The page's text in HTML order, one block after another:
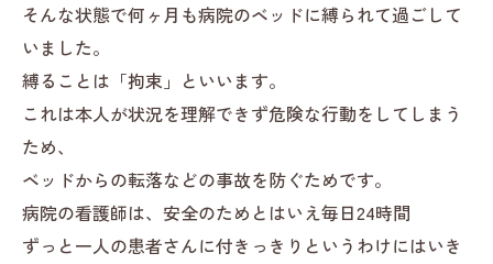
そんな状態で何ヶ月も病院のベッドに縛られて過ごして
いました。
縛ることは「拘束」といいます。
これは本人が状況を理解できず危険な行動をしてしまう
ため、
ベッドからの転落などの事故を防ぐためです。
病院の看護師は、安全のためとはいえ毎日24時間
ずっと一人の患者さんに付きっきりというわけにはいき